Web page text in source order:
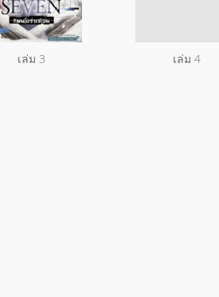
เล่ม 3 เล่ม 4